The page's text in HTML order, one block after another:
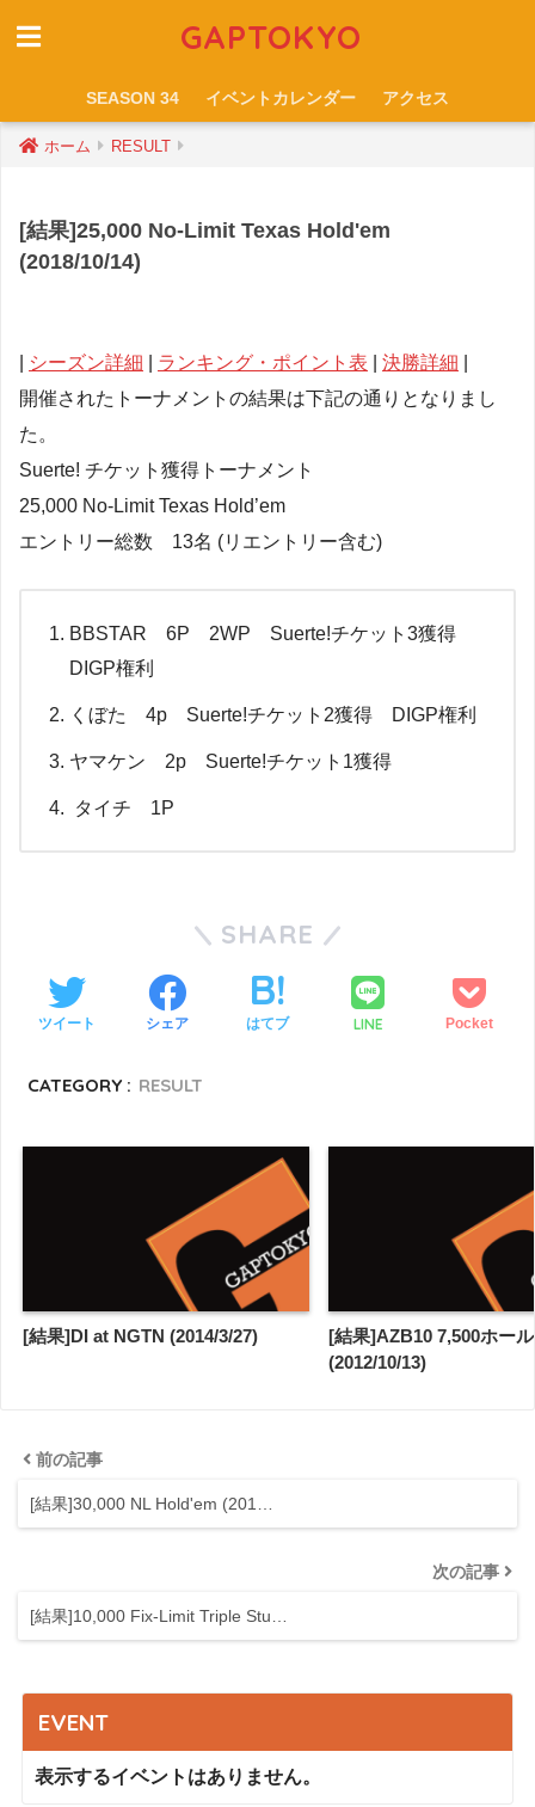
GAPTOKYO
SEASON 34 イベントカレンダー アクセス
ホーム RESULT
[結果]25,000 No-Limit Texas Hold'em
(2018/10/14)
シーズン詳細 ランキング・ポイント表 決勝詳細
開催されたトーナメントの結果は下記の通りとなりまし
た。
Suerte! チケット獲得トーナメント
25,000 No-Limit Texas Hold’em
エントリー総数 13名 (リエントリー含む)
BBSTAR 6P 2WP Suerte!チケット3獲得
DIGP権利
くぼた 4p Suerte!チケット2獲得 DIGP権利
ヤマケン 2p Suerte!チケット1獲得
タイチ 1P
SHARE
ツイート シェア はてブ LINE Pocket
CATEGORY : RESULT
[結果]DI at NGTN (2014/3/27)
[結果]AZB10 7,500ホー
(2012/10/13)
前の記事
[結果]30,000 NL Hold'em (201…
次の記事
[結果]10,000 Fix-Limit Triple Stu…
EVENT
表示するイベントはありません。